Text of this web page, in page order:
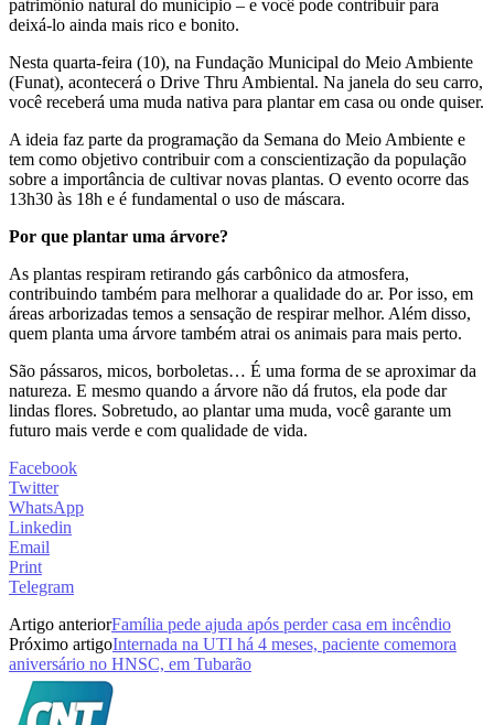
patrimônio natural do município – e você pode contribuir para
deixá-lo ainda mais rico e bonito.
Nesta quarta-feira (10), na Fundação Municipal do Meio Ambiente
(Funat), acontecerá o Drive Thru Ambiental. Na janela do seu carro,
você receberá uma muda nativa para plantar em casa ou onde quiser.
A ideia faz parte da programação da Semana do Meio Ambiente e
tem como objetivo contribuir com a conscientização da população
sobre a importância de cultivar novas plantas. O evento ocorre das
13h30 às 18h e é fundamental o uso de máscara.
Por que plantar uma árvore?
As plantas respiram retirando gás carbônico da atmosfera,
contribuindo também para melhorar a qualidade do ar. Por isso, em
áreas arborizadas temos a sensação de respirar melhor. Além disso,
quem planta uma árvore também atrai os animais para mais perto.
São pássaros, micos, borboletas… É uma forma de se aproximar da
natureza. E mesmo quando a árvore não dá frutos, ela pode dar
lindas flores. Sobretudo, ao plantar uma muda, você garante um
futuro mais verde e com qualidade de vida.
Facebook
Twitter
WhatsApp
Linkedin
Email
Print
Telegram
Artigo anteriorFamília pede ajuda após perder casa em incêndio
Próximo artigoInternada na UTI há 4 meses, paciente comemora
aniversário no HNSC, em Tubarão